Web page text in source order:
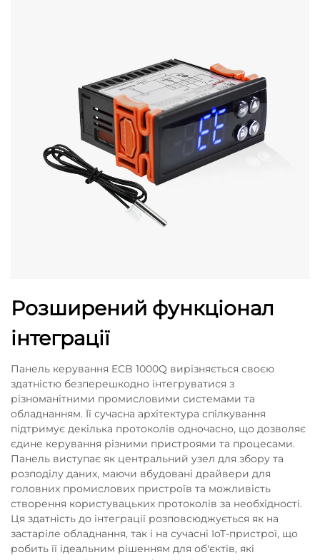
Розширений функціонал
інтеграції
Панель керування ECB 1000Q вирізняється своєю
здатністю безперешкодно інтегруватися з
різноманітними промисловими системами та
обладнанням. Її сучасна архітектура спілкування
підтримує декілька протоколів одночасно, що дозволяє
єдине керування різними пристроями та процесами.
Панель виступає як центральний узел для збору та
розподілу даних, маючи вбудовані драйвери для
головних промислових пристроїв та можливість
створення користувацьких протоколів за необхідності.
Ця здатність до інтеграції розповсюджується як на
застаріле обладнання, так і на сучасні IoT-пристрої, що
робить її ідеальним рішенням для об'єктів, які